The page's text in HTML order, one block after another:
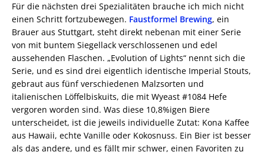
Für die nächsten drei Spezialitäten brauche ich mich nicht
einen Schritt fortzubewegen. Faustformel Brewing, ein
Brauer aus Stuttgart, steht direkt nebenan mit einer Serie
von mit buntem Siegellack verschlossenen und edel
aussehenden Flaschen. „Evolution of Lights“ nennt sich die
Serie, und es sind drei eigentlich identische Imperial Stouts,
gebraut aus fünf verschiedenen Malzsorten und
italienischen Löffelbiskuits, die mit Wyeast #1084 Hefe
vergoren worden sind. Was diese 10,8%igen Biere
unterscheidet, ist die jeweils individuelle Zutat: Kona Kaffee
aus Hawaii, echte Vanille oder Kokosnuss. Ein Bier ist besser
als das andere, und es fällt mir schwer, einen Favoriten zu